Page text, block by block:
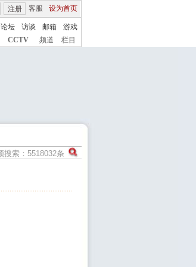
客服 设为首页
注册
论坛 访谈 邮箱
游戏
CCTV 频道 栏目